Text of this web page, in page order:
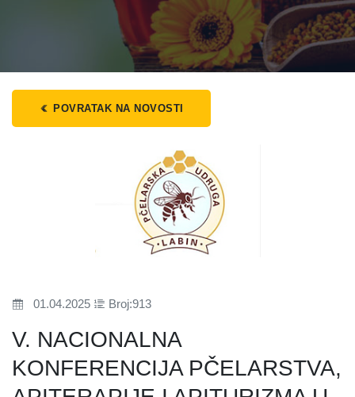
POVRATAK NA NOVOSTI
01.04.2025 Broj:913
V. NACIONALNA
KONFERENCIJA PČELARSTVA,